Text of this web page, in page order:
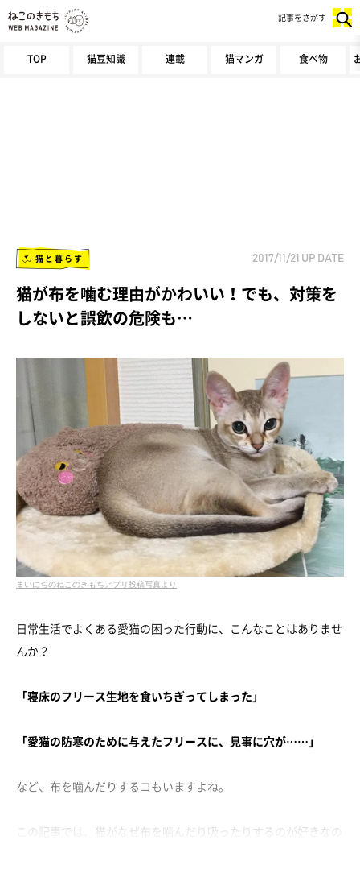
TOP 猫豆知識 連載 猫マンガ 食べ物
記事をさがす
猫と暮らす 2017/11/21 UP DATE
猫が布を噛む理由がかわいい！でも、対策を
しないと誤飲の危険も…
まいにちのねこのきもちアプリ投稿写真より
日常生活でよくある愛猫の困った行動に、こんなことはありませ
んか？
「寝床のフリース生地を食いちぎってしまった」
「愛猫の防寒のために与えたフリースに、見事に穴が……」
など、布を噛んだりするコもいますよね。
この記事では、猫がなぜ布を噛んだり吸ったりするのが好きなの